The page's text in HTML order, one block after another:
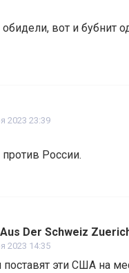
вот и бубнит
2023 23:39
против России.
Der Schweiz
2023 14:35
поставят эти США на